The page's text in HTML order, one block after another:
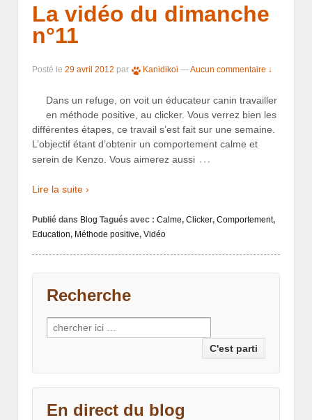
La vidéo du dimanche
n°11
Posté le 29 avril 2012 par Kanidikoi —Aucun commentaire ↓
Dans un refuge, on voit un éducateur canin travailler
en méthode positive, au clicker. Vous verrez bien les
différentes étapes, ce travail s’est fait sur une semaine.
L’objectif étant d’obtenir un comportement calme et
serein de Kenzo. Vous aimerez aussi …
Lire la suite ›
Publié dans Blog Tagués avec : Calme, Clicker, Comportement,
Education, Méthode positive, Vidéo
Recherche
Recherche pour:
En direct du blog